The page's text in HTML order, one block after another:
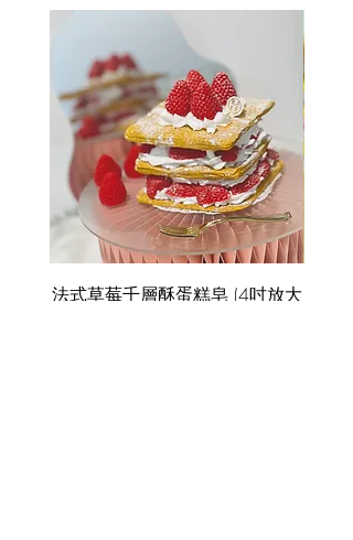
法式草莓千層酥蛋糕皂 (4吋放大